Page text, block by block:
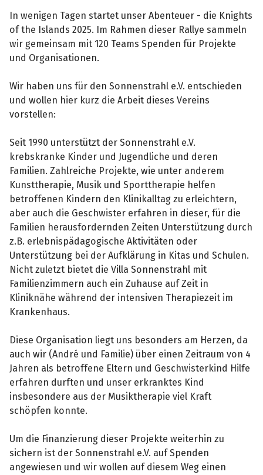
In wenigen Tagen startet unser Abenteuer - die Knights
of the Islands 2025. Im Rahmen dieser Rallye sammeln
wir gemeinsam mit 120 Teams Spenden für Projekte
und Organisationen.
Wir haben uns für den Sonnenstrahl e.V. entschieden
und wollen hier kurz die Arbeit dieses Vereins
vorstellen:
Seit 1990 unterstützt der Sonnenstrahl e.V.
krebskranke Kinder und Jugendliche und deren
Familien. Zahlreiche Projekte, wie unter anderem
Kunsttherapie, Musik und Sporttherapie helfen
betroffenen Kindern den Klinikalltag zu erleichtern,
aber auch die Geschwister erfahren in dieser, für die
Familien herausfordernden Zeiten Unterstützung durch
z.B. erlebnispädagogische Aktivitäten oder
Unterstützung bei der Aufklärung in Kitas und Schulen.
Nicht zuletzt bietet die Villa Sonnenstrahl mit
Familienzimmern auch ein Zuhause auf Zeit in
Kliniknähe während der intensiven Therapiezeit im
Krankenhaus.
Diese Organisation liegt uns besonders am Herzen, da
auch wir (André und Familie) über einen Zeitraum von 4
Jahren als betroffene Eltern und Geschwisterkind Hilfe
erfahren durften und unser erkranktes Kind
insbesondere aus der Musiktherapie viel Kraft
schöpfen konnte.
Um die Finanzierung dieser Projekte weiterhin zu
sichern ist der Sonnenstrahl e.V. auf Spenden
angewiesen und wir wollen auf diesem Weg einen